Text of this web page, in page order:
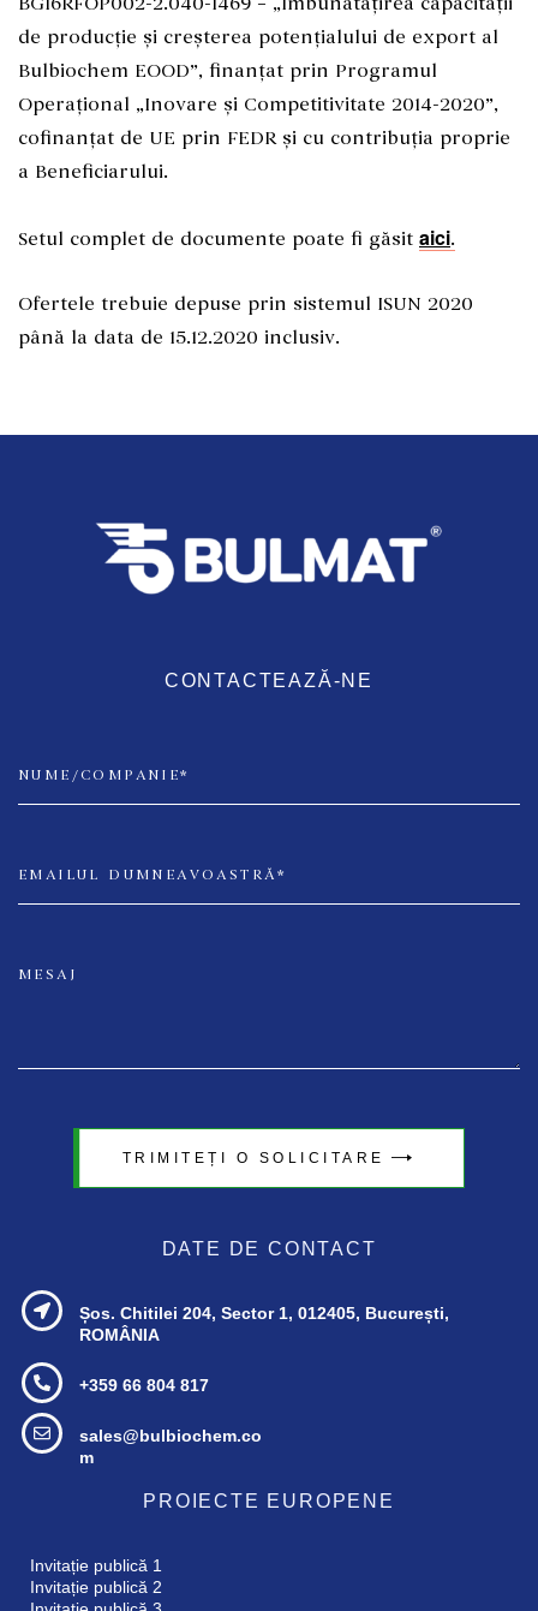
de producție și creșterea potențialului de export al
Bulbiochem EOOD”, finanțat prin Programul
Operațional „Inovare și Competitivitate 2014-2020”,
cofinanțat de UE prin FEDR și cu contribuția proprie
a Beneficiarului.
Setul complet de documente poate fi găsit aici.
Ofertele trebuie depuse prin sistemul ISUN 2020
până la data de 15.12.2020 inclusiv.
CONTACTEAZĂ-NE
TRIMITEȚI O SOLICITARE
DATE DE CONTACT
Șos. Chitilei 204, Sector 1, 012405, București,
ROMÂNIA
+359 66 804 817
sales@bulbiochem.co
m
PROIECTE EUROPENE
Invitație publică 1
Invitație publică 2